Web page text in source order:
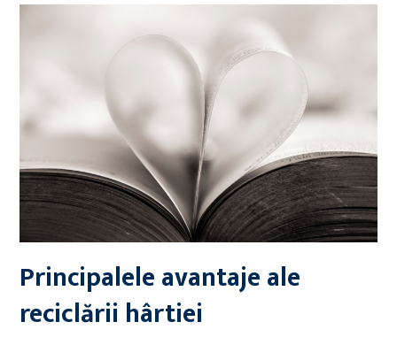
Principalele avantaje ale
reciclării hârtiei